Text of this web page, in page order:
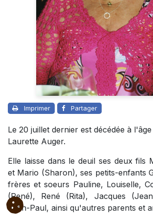
Imprimer Partager
Le 20 juillet dernier est décédée à
Laurette Auger.
Elle laisse dans le deuil ses deux fils
et Mario (Sharon), ses petits-enfants
frères et soeurs Pauline, Louiselle,
(René), René (Rita), Jacques
Jean-Paul, ainsi qu'autres parents et